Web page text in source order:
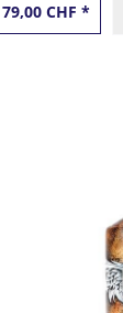
79,00 CHF *